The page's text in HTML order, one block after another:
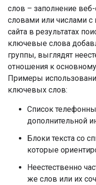
слов – заполнение
словами или числами
сайта в результатах
ключевые слова
группы, выглядят
отношения к
Примеры
ключевых слов:
Список
дополнительной
Блоки текста со
которые
Неестественно
же слов или их